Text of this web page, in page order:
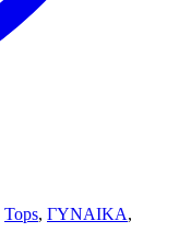
Tops, ΓΥΝΑΙΚΑ,